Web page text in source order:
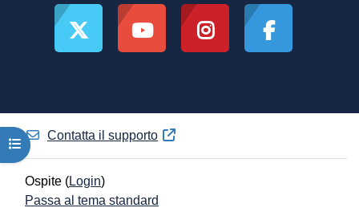
Apri indice del corso
Contatta il supporto
Ospite (Login)
Passa al tema standard